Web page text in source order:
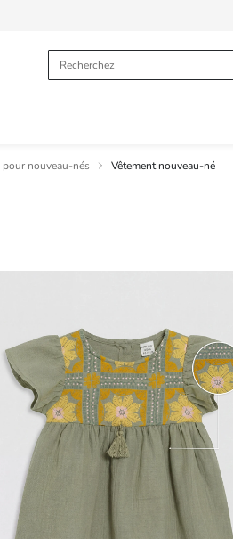
pour nouveau-nés Vêtement nouveau-né